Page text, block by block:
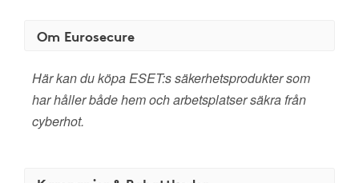
Om Eurosecure
Här kan du köpa ESET:s säkerhetsprodukter som
har håller både hem och arbetsplatser säkra från
cyberhot.